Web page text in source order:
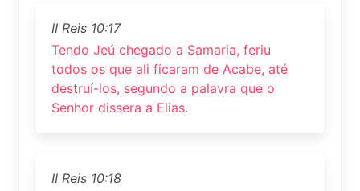
II Reis 10:17
Tendo Jeú chegado a Samaria, feriu
todos os que ali ficaram de Acabe, até
destruí-los, segundo a palavra que o
Senhor dissera a Elias.
II Reis 10:18